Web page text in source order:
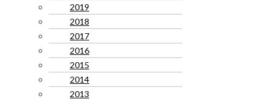
2019
2018
2017
2016
2015
2014
2013